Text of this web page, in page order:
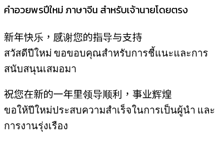
คำอวยพรปีใหม่ ภาษาจีน สำหรับเจ้านายโดยตรง
新年快乐，感谢您的指导与支持
สวัสดีปีใหม่ ขอขอบคุณสำหรับการชี้แนะและการ
สนับสนุนเสมอมา
祝您在新的一年里领导顺利，事业辉煌
ขอให้ปีใหม่ประสบความสำเร็จในการเป็นผู้นำ และ
การงานรุ่งเรือง